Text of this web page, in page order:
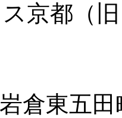
京都（
岩倉東五